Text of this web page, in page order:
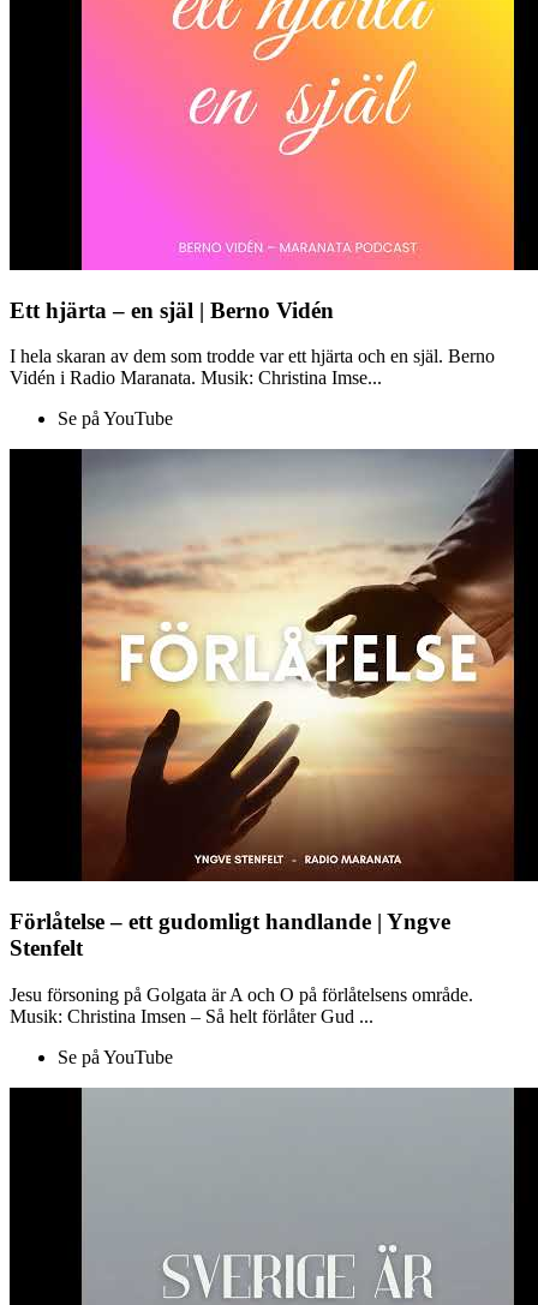
Ett hjärta – en själ | Berno Vidén
I hela skaran av dem som trodde var ett hjärta och en själ. Berno
Vidén i Radio Maranata. Musik: Christina Imse...
Se på YouTube
Förlåtelse – ett gudomligt handlande | Yngve
Stenfelt
Jesu försoning på Golgata är A och O på förlåtelsens område.
Musik: Christina Imsen – Så helt förlåter Gud ...
Se på YouTube